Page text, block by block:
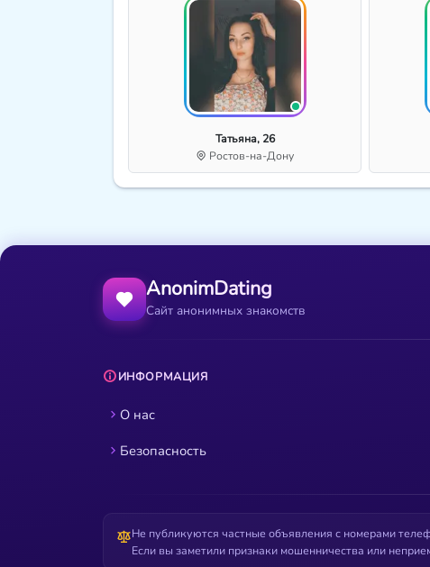
Татьяна, 26
Ростов-на-Дону
AnonimDating
Сайт анонимных знакомств
ИНФОРМАЦИЯ
О нас
Безопасность
Не публикуются частные объявления с номерами
Если вы заметили признаки мошенничества или